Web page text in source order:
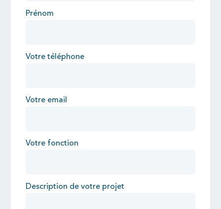
Prénom
Votre téléphone
Votre email
Votre fonction
Description de votre projet